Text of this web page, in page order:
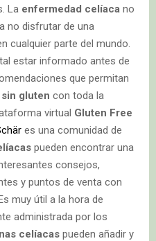
La enfermedad celíaca no
no disfrutar de una
cualquier parte del mundo.
estar informado antes de
que permitan
sin gluten con toda la
virtual Gluten Free
es una comunidad de
pueden encontrar una
consejos,
y puntos de venta con
Es muy útil a la hora de
administrada por los
celíacas pueden añadir y